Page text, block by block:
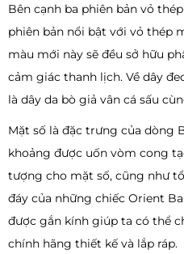
Bên cạnh ba phiên bản vỏ
phiên bản nổi bật với vỏ thép
màu mới này sẽ đều sở hữu
cảm giác thanh lịch. Về dây
là dây da bò giả vân cá sấu
Mặt số là đặc trưng của dòng
khoảng được uốn vòm cong
tượng cho mặt số, cũng như
đáy của những chiếc Orient
được gắn kính giúp ta có thể
chính hãng thiết kế và lắp ráp.